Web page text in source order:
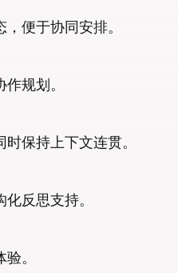
便于协同安排。
规划。
保持上下文连贯。
反思支持。
。